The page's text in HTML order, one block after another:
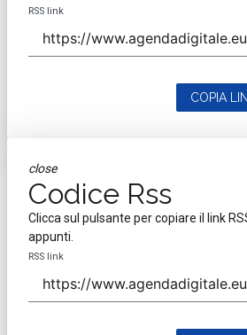
RSS link
COPIA
close
Codice Rss
Clicca sul pulsante per copiare il link
appunti.
RSS link